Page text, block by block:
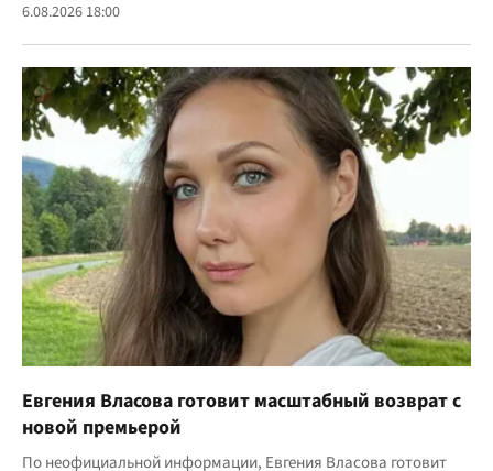
6.08.2026 18:00
Евгения Власова готовит масштабный возврат с
новой премьерой
По неофициальной информации, Евгения Власова готовит